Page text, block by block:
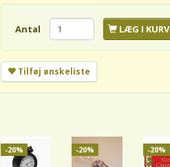
Antal LÆG I KURV
Tilføj ønskeliste
-20% -20% -20%